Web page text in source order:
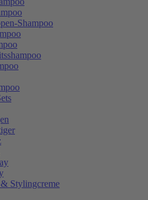
Shampoo
Stylingcreme